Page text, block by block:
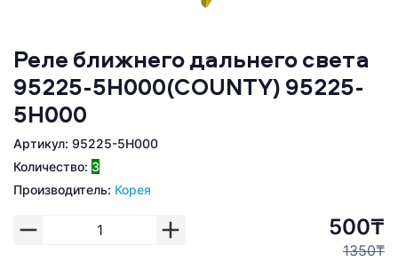
Реле ближнего дальнего света
95225-5Н000(COUNTY) 95225-
5H000
Артикул: 95225-5H000
Количество: 3
Производитель: Корея
500₸
1350₸